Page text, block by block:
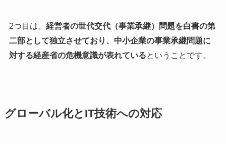
2つ目は、 経営者の世代交代（事業承継）問題を白書の第
二部として独立させており、中小企業の事業承継問題に
対する経産省の危機意識が表れているということです。
グローバル化とIT技術への対応